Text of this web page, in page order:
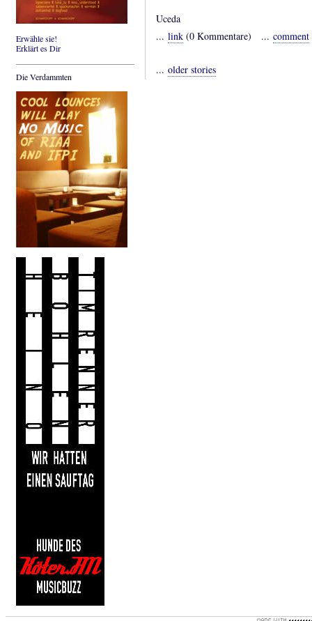
Erwähle sie!
Erklärt es Dir
Die Verdammten
Uceda
... link (0 Kommentare) ... comment
... older stories